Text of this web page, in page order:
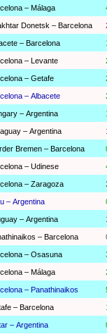
– Málaga
Donetsk – Barcelona
– Barcelona
– Levante
– Getafe
– Albacete
– Argentina
– Argentina
Bremen – Barcelona
– Udinese
– Zaragoza
– Argentina
– Argentina
– Barcelona
– Osasuna
– Málaga
– Panathinaikos
– Barcelona
– Argentina